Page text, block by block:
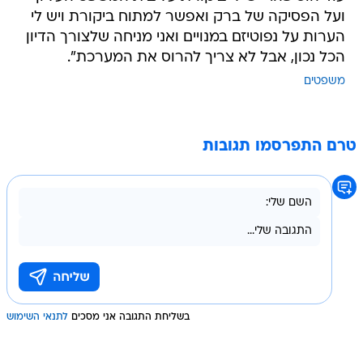
ועל הפסיקה של ברק ואפשר למתוח ביקורת ויש לי
הערות על נפוטיזם במנויים ואני מניחה שלצורך הדיון
הכל נכון, אבל לא צריך להרוס את המערכת".
משפטים
טרם התפרסמו תגובות
בשליחת התגובה אני מסכים לתנאי השימוש